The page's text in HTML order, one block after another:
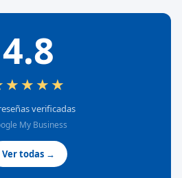
4.8
verificadas
My Business
Ver todas →